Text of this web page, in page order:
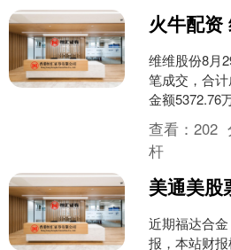
维维股份8月
笔成交，合
金额5372.76
元，相对今
查看：202
杆
近期福达合
报，本站财